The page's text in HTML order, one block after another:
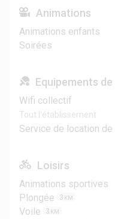
Animations
Animations enfants
Soirées
Equipements
Wifi collectif
Tout l'établissement
Service de location de
Loisirs
Animations sportives
Plongée
3 KM
Voile 3 KM